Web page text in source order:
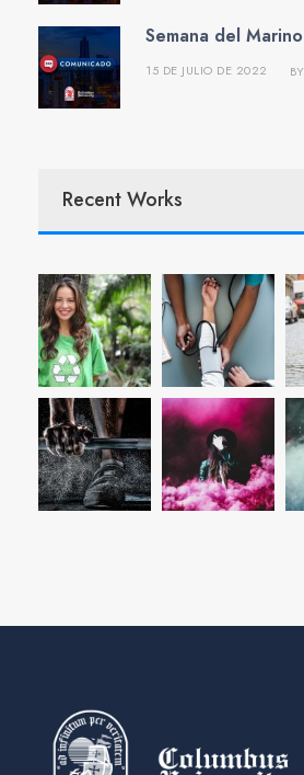
Semana del Marino
15 DE JULIO DE 2022 BY
Recent Works